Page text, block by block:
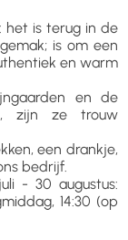
het is terug in de
is om een
en warm
en de
zijn ze trouw
een drankje,
bedrijf.
- 30 augustus:
14:30 (op